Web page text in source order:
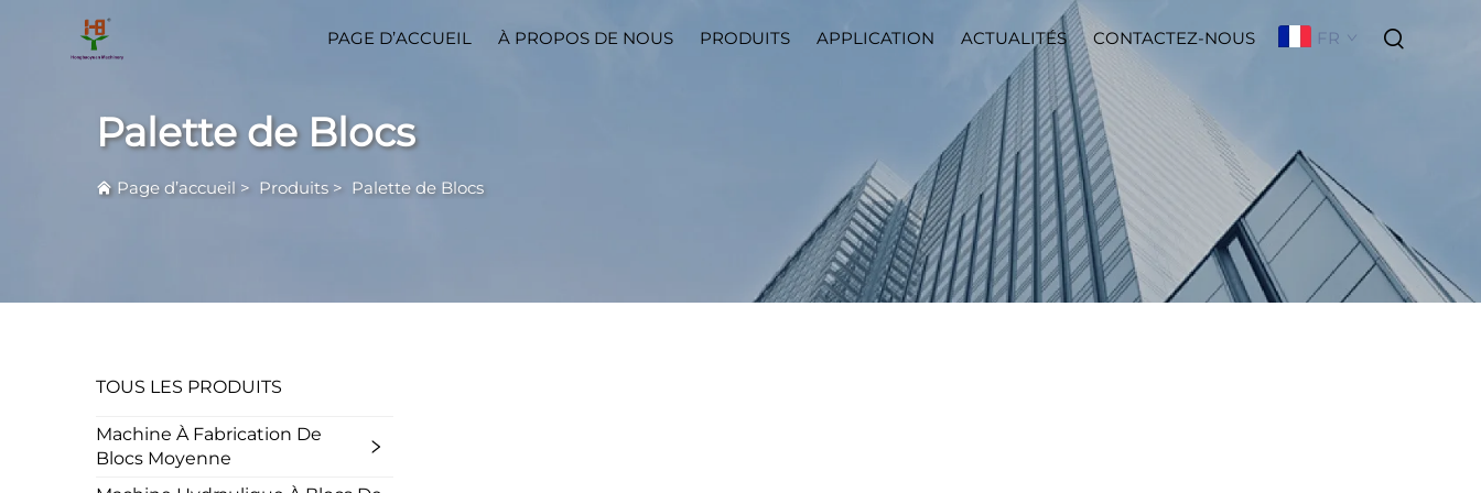
PAGE D’ACCUEIL À PROPOS DE NOUS PRODUITS APPLICATION ACTUALITÉS CONTACTEZ-NOUS FR
Palette de Blocs
Page d’accueil > Produits > Palette de Blocs
TOUS LES PRODUITS
Machine À Fabrication De
Blocs Moyenne